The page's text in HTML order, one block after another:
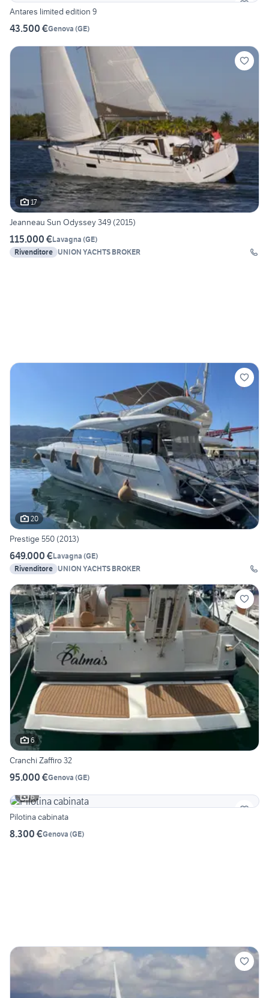
Antares limited edition 9
43.500 €Genova (GE)
17
Jeanneau Sun Odyssey 349 (2015)
115.000 €Lavagna (GE)
Rivenditore UNION YACHTS BROKER
20
Prestige 550 (2013)
649.000 €Lavagna (GE)
Rivenditore UNION YACHTS BROKER
6
Cranchi Zaffiro 32
95.000 €Genova (GE)
6
Pilotina cabinata
8.300 €Genova (GE)